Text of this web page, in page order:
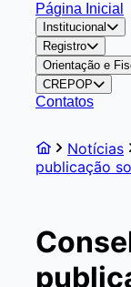
Página Inicial
Institucional
Registro
Orientação e
CREPOP
Contatos
Notícias
publicação